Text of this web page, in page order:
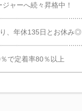
ャーへ続々昇格中！
り、年休135日とお休み◎
で定着率80％以上